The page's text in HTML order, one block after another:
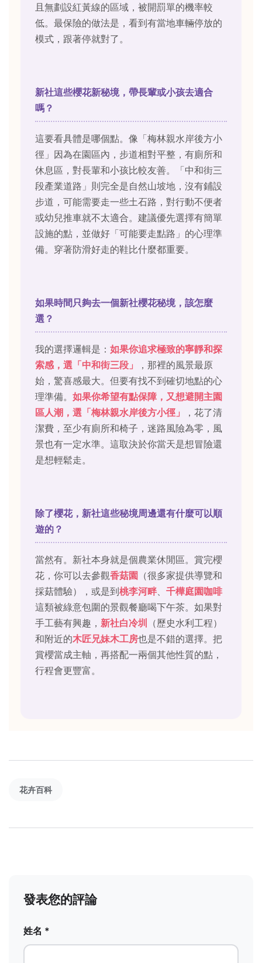
且無劃設紅黃線的區域，被開罰單的機率較
低。最保險的做法是，看到有當地車輛停放的
模式，跟著停就對了。
新社這些櫻花新秘境，帶長輩或小孩去適合
嗎？
這要看具體是哪個點。像「梅林親水岸後方小
徑」因為在園區內，步道相對平整，有廁所和
休息區，對長輩和小孩比較友善。「中和街三
段產業道路」則完全是自然山坡地，沒有鋪設
步道，可能需要走一些土石路，對行動不便者
或幼兒推車就不太適合。建議優先選擇有簡單
設施的點，並做好「可能要走點路」的心理準
備。穿著防滑好走的鞋比什麼都重要。
如果時間只夠去一個新社櫻花秘境，該怎麼
選？
我的選擇邏輯是： 如果你追求極致的寧靜和探
索感，選「中和街三段」
，那裡的風景最原
始，驚喜感最大。但要有找不到確切地點的心
理準備。 如果你希望有點保障，又想避開主園
區人潮，選「梅林親水岸後方小徑」
，花了清
潔費，至少有廁所和椅子，迷路風險為零，風
景也有一定水準。這取決於你當天是想冒險還
是想輕鬆走。
除了櫻花，新社這些秘境周邊還有什麼可以順
遊的？
當然有。新社本身就是個農業休閒區。賞完櫻
花，你可以去參觀香菇園 （很多家提供導覽和
採菇體驗），或是到桃李河畔、 千樺庭園咖啡
這類被綠意包圍的景觀餐廳喝下午茶。如果對
手工藝有興趣， 新社白冷圳
（歷史水利工程）
和附近的木匠兄妹木工房也是不錯的選擇。把
賞櫻當成主軸，再搭配一兩個其他性質的點，
行程會更豐富。
花卉百科
發表您的評論
姓名 *